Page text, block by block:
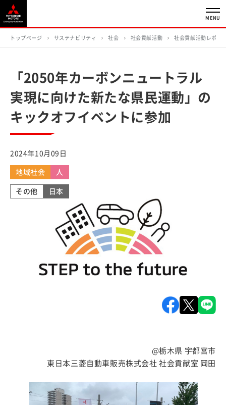
MENU
トップページ サステナビリティ 社会 社会貢献活動 社会貢献活動レポー
「2050年カーボンニュートラル
実現に向けた新たな県民運動」の
キックオフイベントに参加
2024年10月09日
地域社会 人
その他 日本
@栃木県 宇都宮市
東日本三菱自動車販売株式会社 社会貢献室 岡田